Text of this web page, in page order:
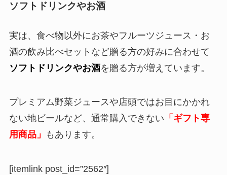
ソフトドリンクやお酒
実は、食べ物以外にお茶やフルーツジュース・お
酒の飲み比べセットなど贈る方の好みに合わせて
ソフトドリンクやお酒を贈る方が増えています。
プレミアム野菜ジュースや店頭ではお目にかかれ
ない地ビールなど、通常購入できない 「ギフト専
用商品」
もあります。
[itemlink post_id=”2562″]